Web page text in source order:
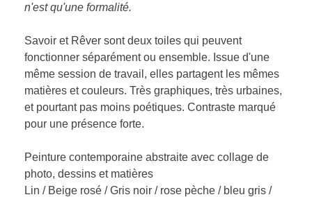
n'est qu'une formalité.
Savoir et Rêver sont deux toiles qui peuvent
fonctionner séparément ou ensemble. Issue d'une
même session de travail, elles partagent les mêmes
matières et couleurs. Très graphiques, très urbaines,
et pourtant pas moins poétiques. Contraste marqué
pour une présence forte.
Peinture contemporaine abstraite avec collage de
photo, dessins et matières
Lin / Beige rosé / Gris noir / rose pèche / bleu gris /